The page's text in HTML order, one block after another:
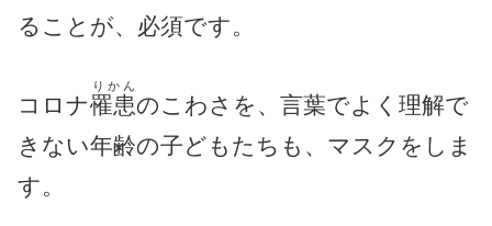
ることが、必須です。
コロナ罹患
りかん
のこわさを、言葉でよく理解で
きない年齢の子どもたちも、マスクをしま
す。